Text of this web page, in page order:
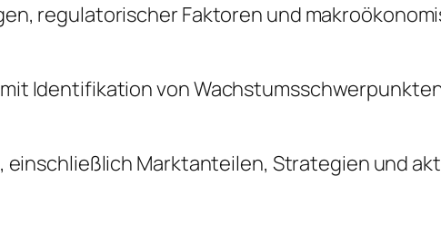
regulatorischer Faktoren und
Identifikation von
Marktanteilen, Strategien und